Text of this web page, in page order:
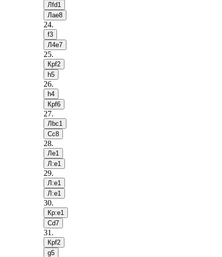
Лfd1
Лae8
24.
f3
Л4e7
25.
Крf2
h5
26.
h4
Крf6
27.
Лbc1
Сc8
28.
Лe1
Л:e1
29.
Л:e1
Л:e1
30.
Кр:e1
Сd7
31 .
Крf2
g5